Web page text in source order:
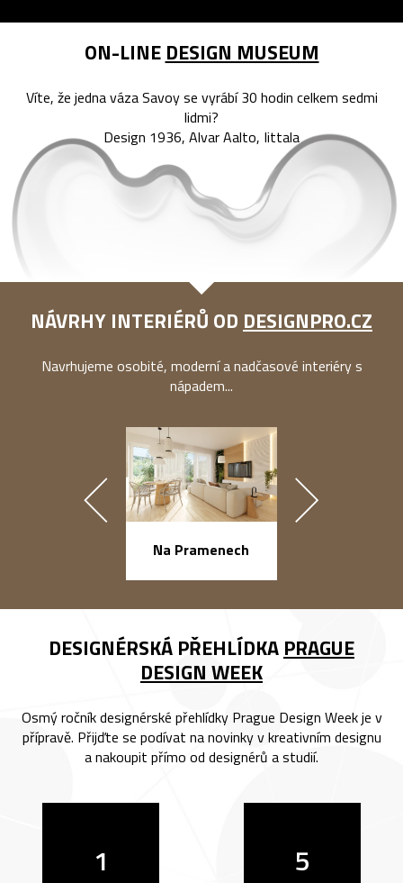
ON-LINE DESIGN MUSEUM
Víte, že jedna váza Savoy se vyrábí 30 hodin celkem sedmi
lidmi?
Design 1936, Alvar Aalto, Iittala
NÁVRHY INTERIÉRŮ OD DESIGNPRO.CZ
Navrhujeme osobité, moderní a nadčasové interiéry s
nápadem...
Na Pramenech
DESIGNÉRSKÁ PŘEHLÍDKA PRAGUE
DESIGN WEEK
Osmý ročník designérské přehlídky Prague Design Week je v
přípravě. Přijďte se podívat na novinky v kreativním designu
a nakoupit přímo od designérů a studií.
1 5